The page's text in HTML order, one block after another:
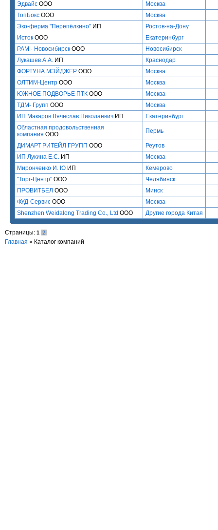
Эдвайс ООО
Москва
ТопБокс ООО
Москва
Эко-ферма "Перепёлкино" ИП
Ростов-на-Дону
Исток ООО
Екатеринбург
РАМ - Новосибирск ООО
Новосибирск
Лукашев А.А. ИП
Краснодар
ФОРТУНА МЭЙДЖЕР ООО
Москва
ОЛТИМ-Центр ООО
Москва
ЮЖНОЕ ПОДВОРЬЕ ПТК ООО
Москва
ТДМ- Групп ООО
Москва
ИП Макаров Вячеслав Николаевич ИП
Екатеринбург
Областная продовольственная
компания ООО Пермь
ДИМАРТ РИТЕЙЛ ГРУПП ООО
Реутов
ИП Лукина Е.С. ИП
Москва
Миронченко И. Ю ИП
Кемерово
"Торг-Центр" ООО
Челябинск
ПРОВИТБЕЛ ООО
Минск
ФУД-Сервис ООО
Москва
Shenzhen Weidalong Trading Co., Ltd ООО Другие города Китая
Страницы: 1 2
Главная » Каталог компаний